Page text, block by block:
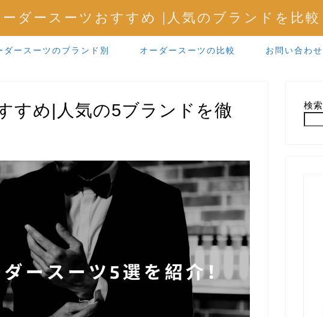
ーダースーツおすすめ |人気のブランドを比較
ダースーツのブランド別 オーダースーツの比較 お問い合わせ
すめ|人気の5ブランドを徹
検索